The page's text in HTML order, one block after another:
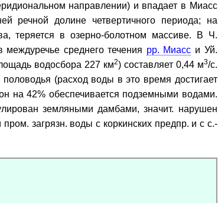
направлении) и впадает в Миасс
речной долине четвертичного периода; на
теряется в озерно-болотном массиве. В Ч.
междуречье среднего течения рр. Миасс и Уй.
водосбора 227 км2) составляет 0,44 м3/с.
(расход воды в это время достигает
на 42% обеспечивается подземными водами.
земляными дамбами, значит. нарушен
загрязн. воды с коркинских предпр. и с с.-